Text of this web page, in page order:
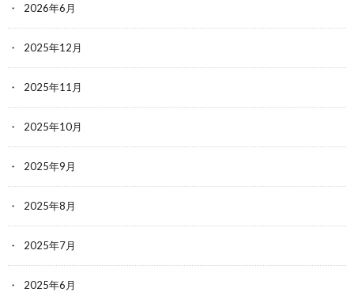
2026年6月
2025年12月
2025年11月
2025年10月
2025年9月
2025年8月
2025年7月
2025年6月